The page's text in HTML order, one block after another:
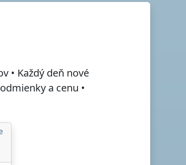
• Každý deň nové
a cenu •